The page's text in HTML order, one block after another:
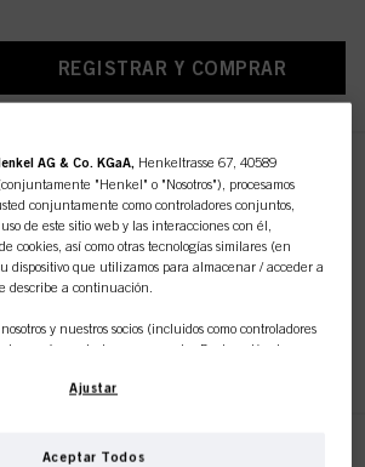
REGISTRAR Y COMPRAR
IGORA ROYAL Absolutes 7-460
Rubio Medio Beige Marrón
Natural 60 ml
N.º de IDH 3075192
REGISTRAR Y COMPRAR
IGORA ROYAL Absolutes 7-50
AG & Co. KGaA, Henkeltrasse 67, 40589
"Henkel" o "Nosotros"), procesamos
conjuntamente como controladores conjuntos,
de este sitio web y las interacciones con él,
cookies, así como otras tecnologías similares (en
dispositivo que utilizamos para almacenar / acceder a
describe a continuación.
y nuestros socios (incluidos como controladores
según se designa en nuestra Declaración de
similares") también utilizaremos cookies y
sitio web y/o para marketing personalizado
Ajustar
Aceptar Todos